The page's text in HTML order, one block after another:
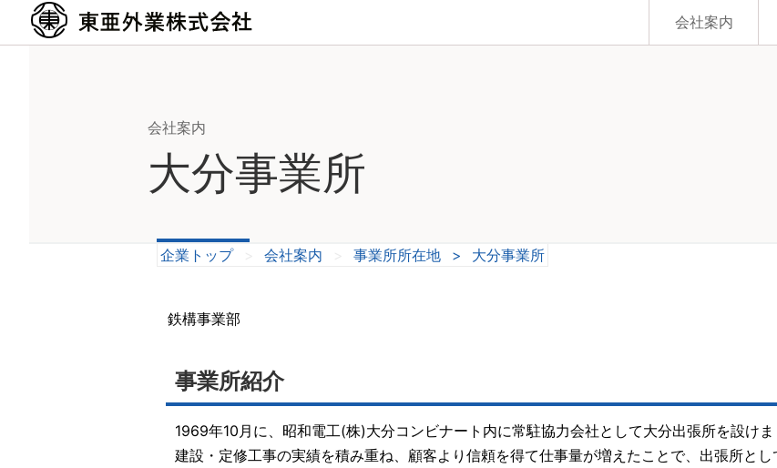
会社案内
会社案内
大分事業所
企業トップ 会社案内 事業所所在地 > 大分事業所
鉄構事業部
事業所紹介
1969年10月に、昭和電工(株)大分コンビナート内に常駐協力会社として大分出張所を設けま
建設・定修工事の実績を積み重ね、顧客より信頼を得て仕事量が増えたことで、出張所と